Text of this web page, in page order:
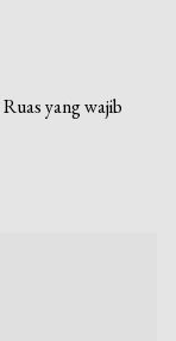
Ruas yang wajib